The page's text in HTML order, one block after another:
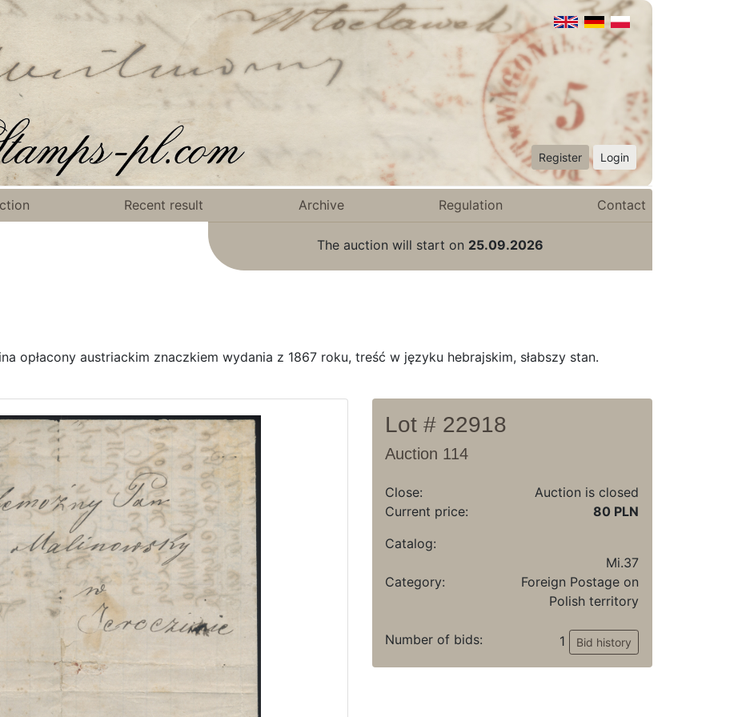
Register Login
Recent result Archive Regulation Contact
The auction will start on 25.09.2026
opłacony austriackim znaczkiem wydania z 1867 roku, treść w języku hebrajskim, słabszy stan.
Lot # 22918
Auction 114
Close:
Auction is closed
Current price:
80 PLN
Catalog:
Mi.37
Category:
Foreign Postage on
Polish territory
Number of bids: 1 Bid history